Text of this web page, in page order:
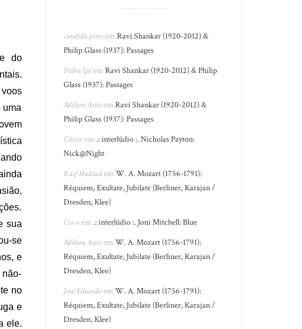
do
uma
sua
se
e
no
e
ele.
candida piresemRavi Shankar (1920-2012) &
Philip Glass (1937): Passages
Pedro IpêemRavi Shankar (1920-2012) & Philip
Glass (1937): Passages
Adilson AssisemRavi Shankar (1920-2012) &
Philip Glass (1937): Passages
Cássioem .: interlúdio :. Nicholas Payton:
Nick@Night
Raif HaddademW. A. Mozart (1756-1791):
Réquiem, Exultate, Jubilate (Berliner, Karajan /
Dresden, Klee)
Ciscoem .: interlúdio :. Joni Mitchell: Blue
Adilson AssisemW. A. Mozart (1756-1791):
Réquiem, Exultate, Jubilate (Berliner, Karajan /
Dresden, Klee)
José EduardoemW. A. Mozart (1756-1791):
Réquiem, Exultate, Jubilate (Berliner, Karajan /
Dresden, Klee)